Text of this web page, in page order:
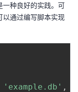
一种良好的实践。可
以通过编写脚本实现
'example.db' ,